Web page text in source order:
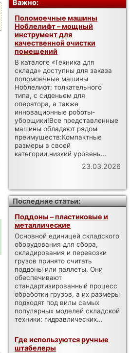
Важно:
Поломоечные машины
Ноблелифт – мощный
инструмент для
качественной очистки
помещений
В каталоге «Техника для
склада» доступны для заказа
поломоечные машины
Ноблелифт: толкательного
типа, с сиденьем для
оператора, а также
инновационные роботы-
уборщики!Все представленные
машины обладают рядом
преимуществ:Компактные
размеры в своей
категории,низкий уровень...
23.03.2026
Последние статьи:
Поддоны – пластиковые и
металлические
Основной единицей складского
оборудования для сбора,
складирования и перевозки
грузов принято считать
поддоны или паллеты. Они
обеспечивают
стандартизированный процесс
обработки грузов, а их размеры
подходят под вилы самых
популярных моделей складской
техники: гидравлических...
Где используются ручные
штабелеры